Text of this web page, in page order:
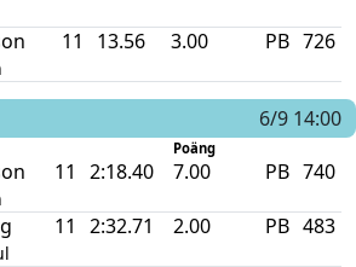
11 13.56 3.00 PB 726
6/9 14:00
Poäng
11 2:18.40 7.00 PB 740
11 2:32.71 2.00 PB 483